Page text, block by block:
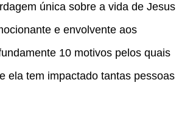
única sobre a vida de Jesus
e envolvente aos
10 motivos pelos quais
ela tem impactado tantas pessoas